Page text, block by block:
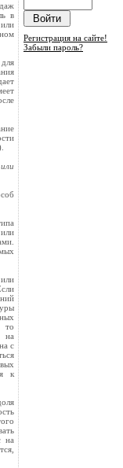
в
то
на
с
к
на
Регистрация на сайте!
Забыли пароль?